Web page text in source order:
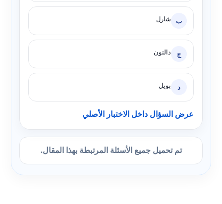
ب شارل
ج دالتون
د بويل
عرض السؤال داخل الاختبار الأصلي
تم تحميل جميع الأسئلة المرتبطة بهذا المقال.